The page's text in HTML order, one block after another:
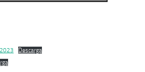
Descarga